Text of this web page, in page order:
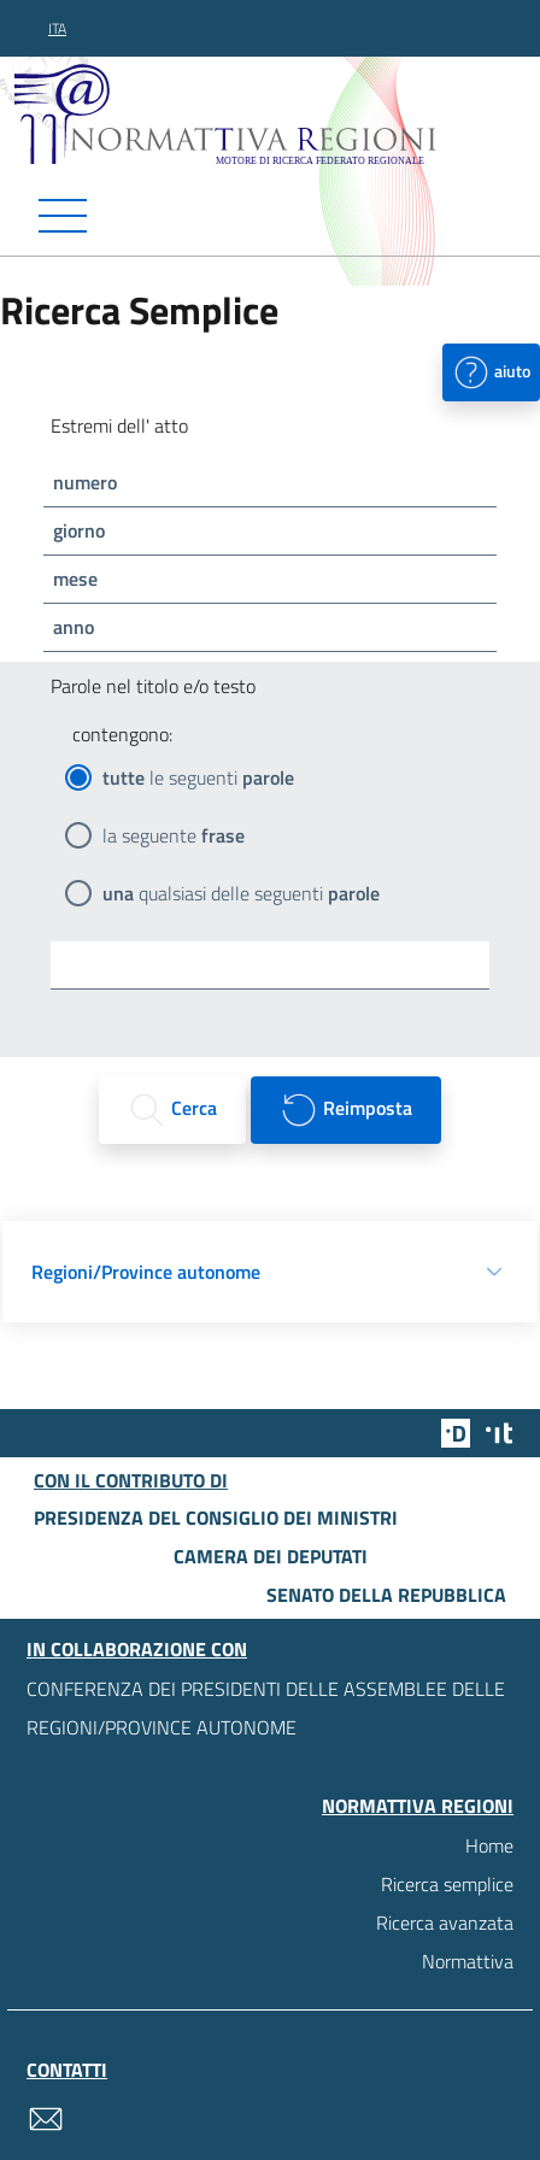
ITA
Normattiva Regioni -
Ricerca Semplice
aiuto
Estremi dell' atto
numero
giorno
mese
anno
Parole nel titolo e/o testo
contengono:
tutte le seguenti parole
la seguentefrase
unaqualsiasi delle seguenti parole
Cerca Reimposta
Regioni/Province autonome
Team
CON IL CONTRIBUTO DI
PRESIDENZA DEL CONSIGLIO DEI MINISTRI
CAMERA DEI DEPUTATI
SENATO DELLA REPUBBLICA
IN COLLABORAZIONE CON
CONFERENZA DEI PRESIDENTI DELLE ASSEMBLEE DELLE
REGIONI/PROVINCE AUTONOME
NORMATTIVA REGIONI
Home
Ricerca semplice
Ricerca avanzata
Normattiva
CONTATTI